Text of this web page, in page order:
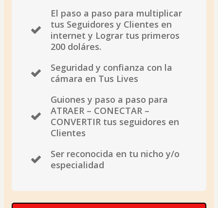
El paso a paso para multiplicar
tus Seguidores y Clientes en
internet y Lograr tus primeros
200 doláres.
Seguridad y confianza con la
cámara en Tus Lives
Guiones y paso a paso para
ATRAER – CONECTAR –
CONVERTIR tus seguidores en
Clientes
Ser reconocida en tu nicho y/o
especialidad